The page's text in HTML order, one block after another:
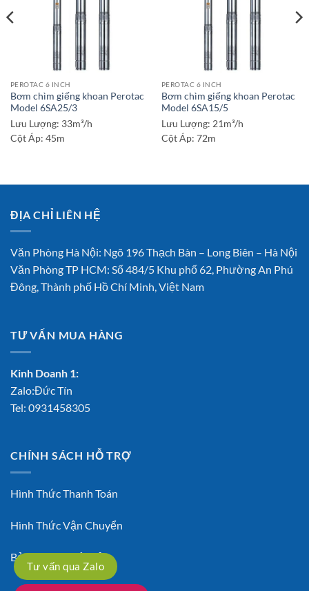
PEROTAC 6 INCH
Bơm chìm giếng khoan Perotac
Model 6SA25/3
Lưu Lượng: 33m³/h
Cột Áp: 45m
PEROTAC 6 INCH
Bơm chìm giếng khoan Perotac
Model 6SA15/5
Lưu Lượng: 21m³/h
Cột Áp: 72m
ĐỊA CHỈ LIÊN HỆ
Văn Phòng Hà Nội: Ngõ 196 Thạch Bàn – Long Biên – Hà Nội
Văn Phòng TP HCM: Số 484/5 Khu phố 62, Phường An Phú
Đông, Thành phố Hồ Chí Minh, Việt Nam
TƯ VẤN MUA HÀNG
Kinh Doanh 1:
Zalo:Đức Tín
Tel: 0931458305
CHÍNH SÁCH HỖ TRỢ
Hình Thức Thanh Toán
Hình Thức Vận Chuyển
Bảo Hành – Đổi Trả
Tư vấn qua Zalo